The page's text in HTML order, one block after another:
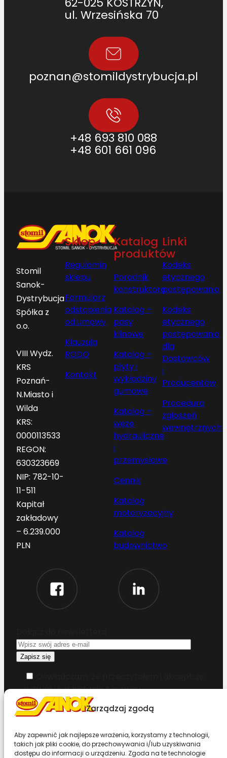
Zarządzaj zgodą
Aby zapewnić jak najlepsze wrażenia, korzystamy z technologii,
takich jak pliki cookie, do przechowywania i/lub uzyskiwania
dostępu do informacji o urządzeniu. Zgoda na te technologie
ul. Wrzesińska 70
poznan@stomildystrybucja.pl
+48 693 810 088
+48 601 661 096
Stomil
Sanok-
Dystrybucja
Spółka z
o.o.
VIII Wydz.
KRS
Poznań-
N.Miasto i
Wilda
KRS:
0000113533
REGON:
630323669
NIP: 782-10-
11-511
Kapitał
zakładowy
– 6.239.000
PLN
Sklep
Regulamin
sklepu
Formularz
odstąpienia
od umowy
Klauzula
RODO
Kontakt
Katalog
produktów
Poradnik
konstruktora
Katalog –
pasy
klinowe
Katalog –
płyty i
wykładziny
gumowe
Katalog –
węże
hydrauliczne
i
przemysłowe
Cennik
Katalog
motoryzacyjny
Katalog
budownictwo
Linki
Kodeks
etycznego
postępowania
Kodeks
etycznego
postępowania
dla
Dostawców
i
Producentów
Procedura
zgłoszeń
wewnętrznych
warunki korzystania z serwisu
Chcesz zostać dystrybutorem?
Design & Code by Foxstudio.eu